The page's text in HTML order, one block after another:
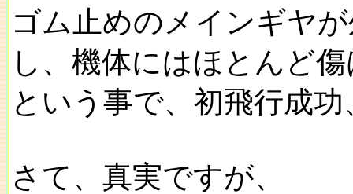
ゴム止めのメインギヤ
し、機体にはほとんど
という事で、初飛行成
さて、真実ですが、